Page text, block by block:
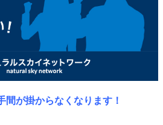
が掛からなくなります！